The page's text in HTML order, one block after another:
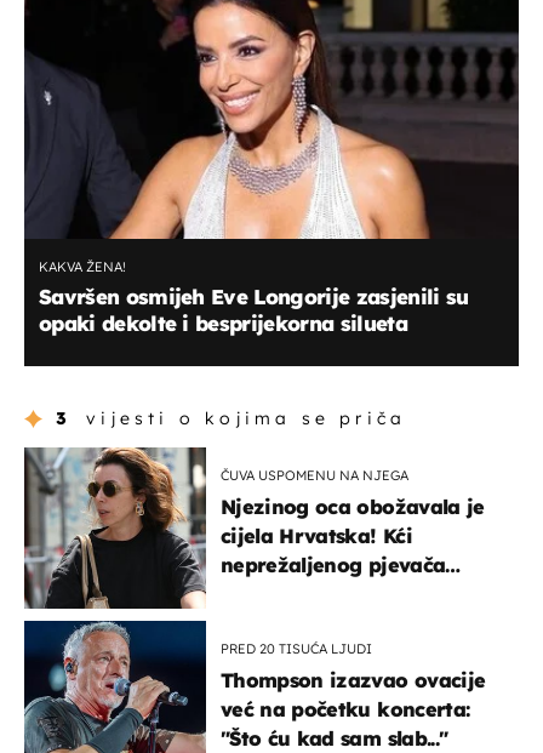
KAKVA ŽENA!
Savršen osmijeh Eve Longorije zasjenili su
opaki dekolte i besprijekorna silueta
3 vijesti o kojima se priča
ČUVA USPOMENU NA NJEGA
Njezinog oca obožavala je
cijela Hrvatska! Kći
neprežaljenog pjevača
PRED 20 TISUĆA LJUDI
Thompson izazvao ovacije
već na početku koncerta:
"Što ću kad sam slab..."